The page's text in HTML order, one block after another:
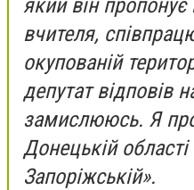
який він
вчителя,
окупованій
депутат відповів
замислююсь. Я
Донецькій
Запоріжській».